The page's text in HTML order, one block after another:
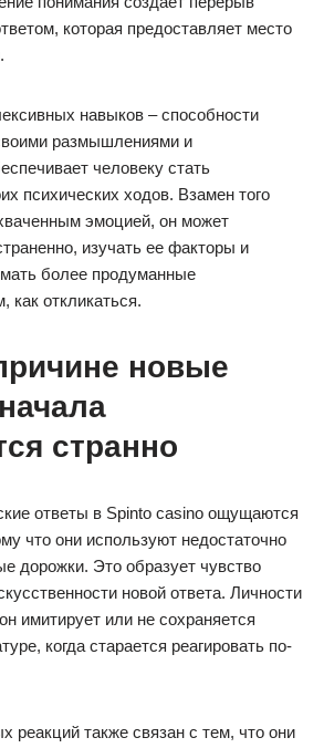
которая предоставляет место
навыков – способности
размышлениями и
человеку стать
психических ходов. Взамен того
эмоцией, он может
изучать ее факторы и
более продуманные
как откликаться.
новые
странно
ответы в Spinto casino ощущаются
что они используют недостаточно
дорожки. Это образует чувство
новой ответа. Личности
имитирует или не сохраняется
когда старается реагировать по-
реакций также связан с тем, что они